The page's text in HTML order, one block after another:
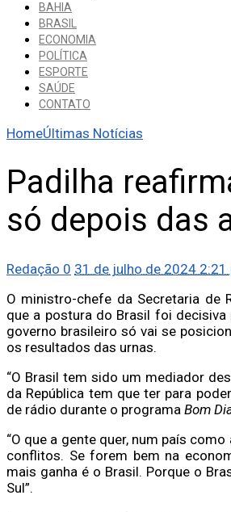
BAHIA
BRASIL
ECONOMIA
POLÍTICA
ESPORTE
SAÚDE
CONTATO
HomeÚltimas Notícias
Padilha
só depois das
Redação 0 31 de julho de 2024 2:21
O ministro-chefe da Secretaria de
que a postura do Brasil foi
governo brasileiro só vai se
os resultados das urnas.
“O Brasil tem sido um mediador
da República tem que ter para
de rádio durante o programa Bom
“O que a gente quer, num país
conflitos. Se forem bem na
mais ganha é o Brasil. Porque o
Sul”.